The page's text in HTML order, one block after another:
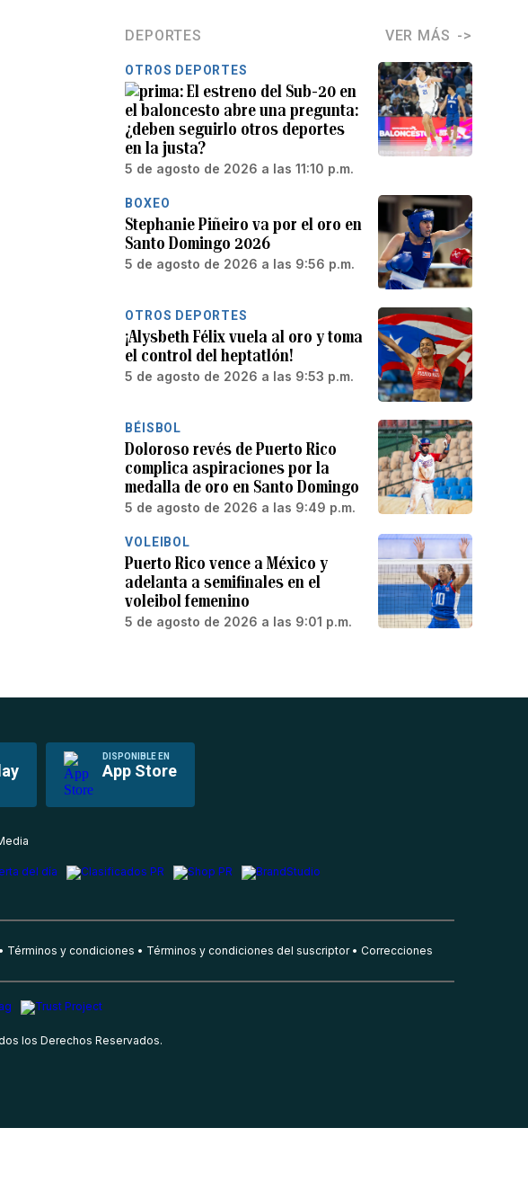
DEPORTES VER MÁS
OTROS DEPORTES
El estreno del Sub-20 en
el baloncesto abre una pregunta:
¿deben seguirlo otros deportes
en la justa?
5 de agosto de 2026 a las 11:10 p.m.
BOXEO
Stephanie Piñeiro va por el oro en
Santo Domingo 2026
5 de agosto de 2026 a las 9:56 p.m.
OTROS DEPORTES
¡Alysbeth Félix vuela al oro y toma
el control del heptatlón!
5 de agosto de 2026 a las 9:53 p.m.
BÉISBOL
Doloroso revés de Puerto Rico
complica aspiraciones por la
medalla de oro en Santo Domingo
5 de agosto de 2026 a las 9:49 p.m.
VOLEIBOL
Puerto Rico vence a México y
adelanta a semifinales en el
voleibol femenino
5 de agosto de 2026 a las 9:01 p.m.
DISPONIBLE EN
App Store
Términos y condiciones Términos y condiciones del suscriptor Correcciones
los Derechos Reservados.